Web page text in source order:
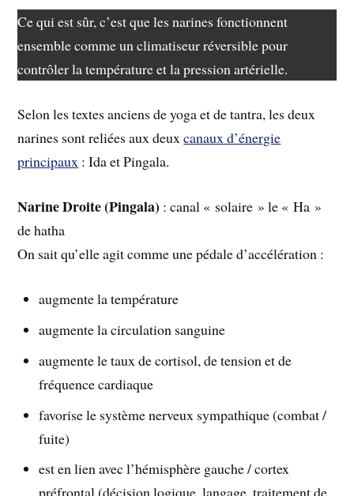
Ce qui est sûr, c’est que les narines fonctionnent
ensemble comme un climatiseur réversible pour
contrôler la température et la pression artérielle.
Selon les textes anciens de yoga et de tantra, les deux
narines sont reliées aux deuxcanaux d’énergie
principaux : Ida et Pingala.
Narine Droite (Pingala) : canal « solaire » le « Ha »
de hatha
On sait qu’elle agit comme une pédale d’accélération :
augmente la température
augmente la circulation sanguine
augmente le taux de cortisol, de tension et de
fréquence cardiaque
favorise le système nerveux sympathique (combat /
fuite)
est en lien avec l’hémisphère gauche / cortex